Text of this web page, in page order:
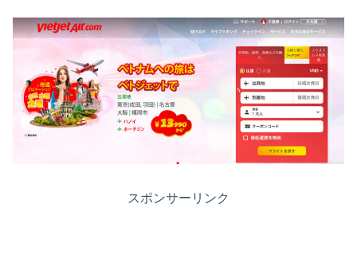
スポンサーリンク